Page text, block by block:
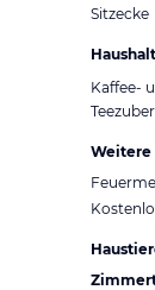
Sitzecke
Kaffee-